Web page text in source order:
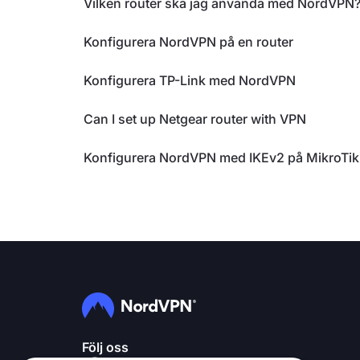
Vilken router ska jag använda med NordVPN?
Konfigurera NordVPN på en router
Konfigurera TP-Link med NordVPN
Can I set up Netgear router with VPN
Konfigurera NordVPN med IKEv2 på MikroTik
Följ oss